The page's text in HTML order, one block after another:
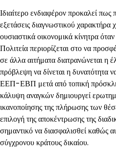
Ιδιαίτερο ενδιαφέρον προκαλεί πως
εξετάσεις διαγνωστικού χαρακτήρα
ουσιαστικά οικονομικά κίνητρα
Πολιτεία περιορίζεται στο να
σε άλλα αιτήματα διατρανώνεται η
πρόβλεψη να δίνεται η δυνατότητα
ΕΕΠ-ΕΒΠ μετά από τοπική
κάλυψη αναγκών δημιουργεί
ικανοποίησης της πλήρωσης των
επιλογή της αποκέντρωσης της
σημαντικό να διασφαλισθεί καθώς
σύγχρονου κράτους δικαίου.